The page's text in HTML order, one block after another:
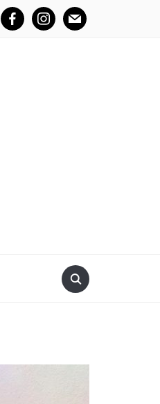
facebookinstagrammail